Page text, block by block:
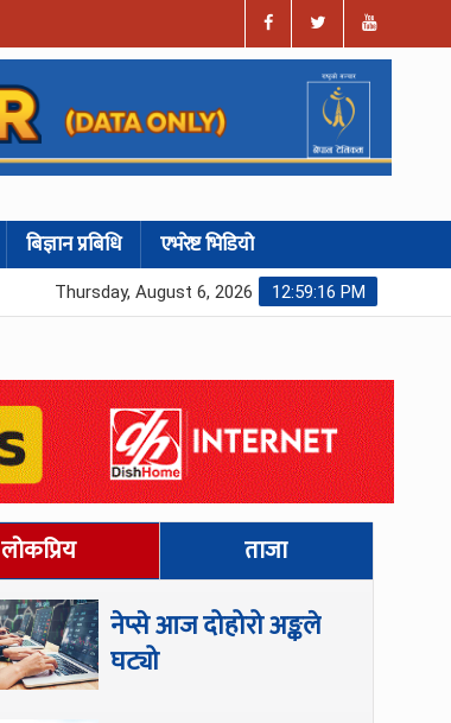
बिज्ञान प्रबिधि एभरेष्ट भिडियो
12:59:17 PM
Thursday, August 6, 2026
लोकप्रिय ताजा
नेप्से आज दोहोरो अङ्कले
घट्यो